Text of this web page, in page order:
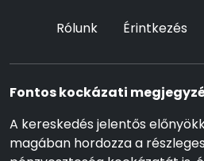
Rólunk Érintkezés
Fontos kockázati
A kereskedés jelentős
magában hordozza a